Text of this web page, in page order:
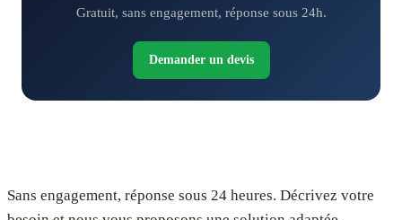
Gratuit, sans engagement, réponse sous 24h.
Demander un devis
Sans engagement, réponse sous 24 heures. Décrivez votre